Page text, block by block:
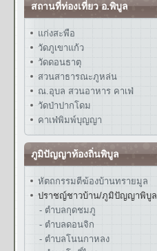
สถานที่ท่องเที่ยว อ.พิบูล
แก่งสะพือ
วัดภูเขาแก้ว
วัดดอนธาตุ
สวนสาธารณะภูหล่น
ณ.อุบล สวนอาหาร คาเฟ่
วัดป่าปากโดม
คาเฟ่พิมพ์บุญญา
ภูมิปัญญาท้องถิ่นพิบูล
หัตถกรรมตีฆ้องบ้านทรายมูล
ปราชญ์ชาวบ้าน/ภูมิปัญญาพิบูล
- ตำบลกุดชมภู
- ตำบลดอนจิก
- ตำบลโนนกาหลง